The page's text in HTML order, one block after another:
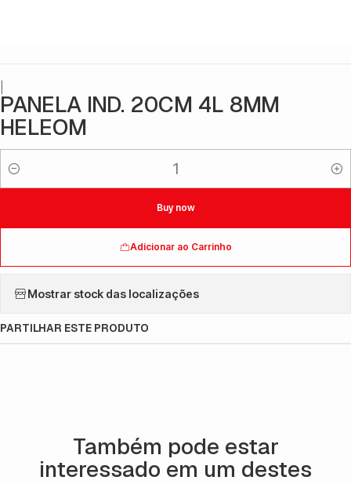
PANELA IND. 20CM 4L 8MM
HELEOM
Quantidade
Adicionar ao Carrinho
Buy now
Mostrar stock das localizações
PARTILHAR ESTE PRODUTO
Também pode estar
interessado em um destes